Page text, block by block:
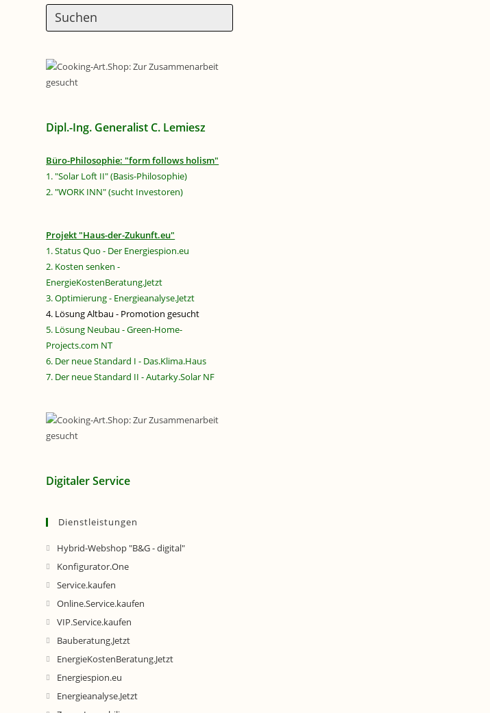
Dipl.-Ing. Generalist C. Lemiesz
Büro-Philosophie: "form follows holism"
1. "Solar Loft II" (Basis-Philosophie)
2. "WORK INN" (sucht Investoren)
Projekt "Haus-der-Zukunft.eu"
1. Status Quo - Der Energiespion.eu
2. Kosten senken -
EnergieKostenBeratung.Jetzt
3. Optimierung - Energieanalyse.Jetzt
4. Lösung Altbau - Promotion gesucht
5. Lösung Neubau - Green-Home-
Projects.com NT
6. Der neue Standard I - Das.Klima.Haus
7. Der neue Standard II - Autarky.Solar NF
Digitaler Service
Dienstleistungen
Hybrid-Webshop "B&G - digital"
Konfigurator.One
Service.kaufen
Online.Service.kaufen
VIP.Service.kaufen
Bauberatung.Jetzt
EnergieKostenBeratung.Jetzt
Energiespion.eu
Energieanalyse.Jetzt